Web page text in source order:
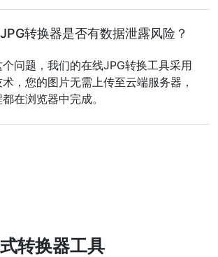
转换器是否有数据泄露风险？
问题，我们的在线JPG转换工具采用
，您的图片无需上传至云端服务器，
在浏览器中完成。
转换器工具